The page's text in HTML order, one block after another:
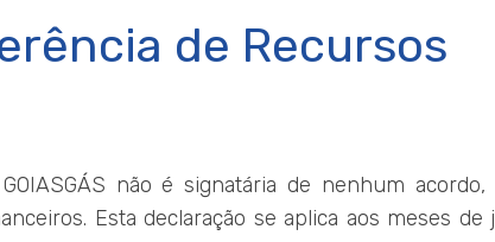
de Recursos
não é signatária de nenhum
Esta declaração se aplica aos meses